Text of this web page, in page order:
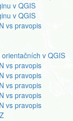
v QGIS
v QGIS
vs pravopis
v QGIS
vs pravopis
vs pravopis
vs pravopis
vs pravopis
vs pravopis